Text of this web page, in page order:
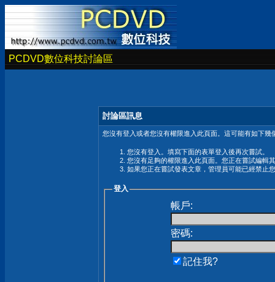
PCDVD數位科技討論區
討論區訊息
您沒有登入或者您沒有權限進入此頁面。這可能有如下幾
您沒有登入。填寫下面的表單登入後再次嘗試。
您沒有足夠的權限進入此頁面。您正在嘗試編輯
如果您正在嘗試發表文章，管理員可能已經禁止
登入
帳戶:
密碼:
記住我?